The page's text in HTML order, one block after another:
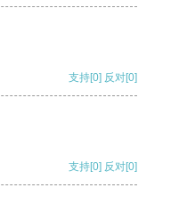
支持[0] 反对[0]
支持[0] 反对[0]